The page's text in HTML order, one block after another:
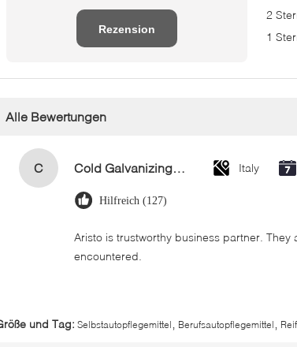
Rezension
2
1
Alle Bewertungen
C Italy
Hilfreich (127)
Aristo is trustworthy business partner.
encountered.
und Tag: Selbstautopflegemittel Berufsautopflegemittel